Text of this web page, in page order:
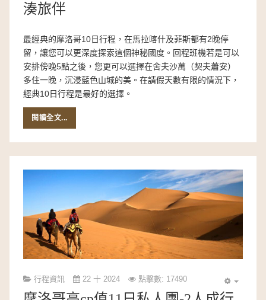
湊旅伴
最經典的摩洛哥10日行程，在馬拉喀什及菲斯都有2晚停
留，讓您可以更深度探索這個神秘國度。回程班機若是可以
安排傍晚5點之後，您更可以選擇在舍夫沙萬（契夫蕭安）
多住一晚，沉浸藍色山城的美。在請假天數有限的情況下，
經典10日行程是最好的選擇。
閱讀全文...
行程資訊 22 十 2024 點擊數: 17490